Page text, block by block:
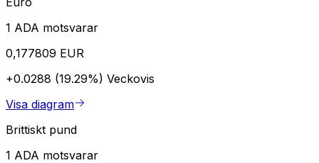
1 ADA motsvarar
0,177809 EUR
+0.0288 (19.29%) Veckovis
Visa diagram
Brittiskt pund
1 ADA motsvarar